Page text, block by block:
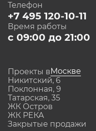
Телефон
+7 495 120-10-11
Время работы
с 09:00 до 21:00
Проекты вМоскве
Никитский, 6
Поклонная, 9
Татарская, 35
ЖК Остров
ЖК РЕКА
Закрытые продажи